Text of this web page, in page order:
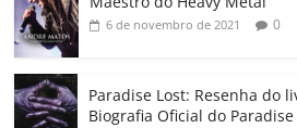
6 de novembro de 2021 0
Paradise Lost: Resenha do
Biografia Oficial do Paradise